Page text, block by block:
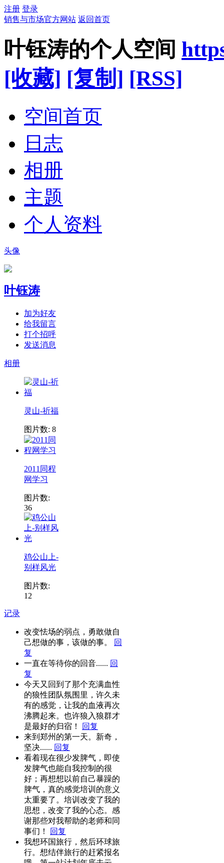
注册 登录
销售与市场官方网站 返回首页
叶钰涛的个人空间
[收藏] [复制] [RSS]
空间首页
日志
相册
主题
个人资料
头像
叶钰涛
加为好友
给我留言
打个招呼
发送消息
相册
灵山-祈福
图片数: 8
2011同程
网学习
图片数:
36
鸡公山上-
别样风光
图片数:
12
记录
改变怯场的弱点，勇敢做自
己想做的事，该做的事。
回
复
一直在等待你的回音...... 回
复
今天又回到了那个充满血性
的狼性团队氛围里，许久未
有的感觉，让我的血液再次
沸腾起来。也许狼入狼群才
是最好的归宿！
回复
来到郑州的第一天。新奇，
坚决...... 回复
看着现在很少发脾气，即使
发脾气也能自我控制的很
好；再想想以前自己暴躁的
脾气，真的感觉培训的意义
太重要了。培训改变了我的
思想，改变了我的心态。感
谢那些对我帮助的老师和同
事们！
回复
我想环国旅行，然后环球旅
行。想结伴旅行的赶紧报名